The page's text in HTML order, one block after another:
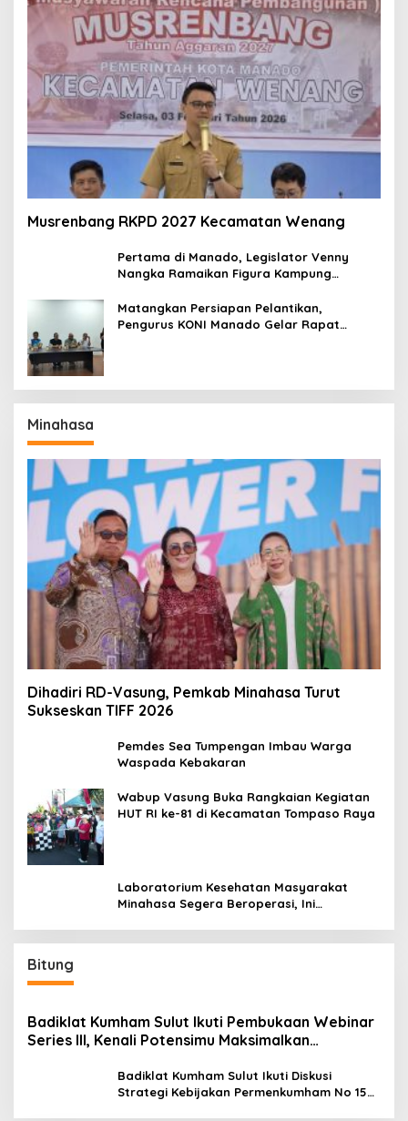
Musrenbang RKPD 2027 Kecamatan Wenang
Pertama di Manado, Legislator Venny
Nangka Ramaikan Figura Kampung
Matangkan Persiapan Pelantikan,
Pengurus KONI Manado Gelar Rapat
Minahasa
Dihadiri RD-Vasung, Pemkab Minahasa Turut
Sukseskan TIFF 2026
Pemdes Sea Tumpengan Imbau Warga
Waspada Kebakaran
Wabup Vasung Buka Rangkaian Kegiatan
HUT RI ke-81 di Kecamatan Tompaso Raya
Laboratorium Kesehatan Masyarakat
Minahasa Segera Beroperasi, Ini
Bitung
Badiklat Kumham Sulut Ikuti Pembukaan Webinar
Series III, Kenali Potensimu Maksimalkan
Badiklat Kumham Sulut Ikuti Diskusi
Strategi Kebijakan Permenkumham No 15